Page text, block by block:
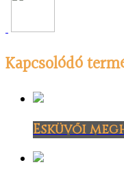
Kapcsolódó
Esküvői